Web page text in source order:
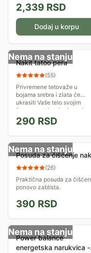
2,339 RSD
Dodaj u korpu
Nema na stanju
Nakit tatoo pera
(55)
Privremene tetovaže u
bojama srebra i zlata će
ukrasiti Vaše telo svojim
fenomenalnim dizajnom i
zameniti nakit, pružajući
atraktivan i trendy...
290 RSD
Nema na stanju
Posuda za čišćenje
(26)
Praktična posuda za
ponovo zablista.
390 RSD
Nema na stanju
Power balance
energetska narukvica -